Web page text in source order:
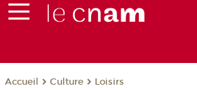
Accueil Culture Loisirs